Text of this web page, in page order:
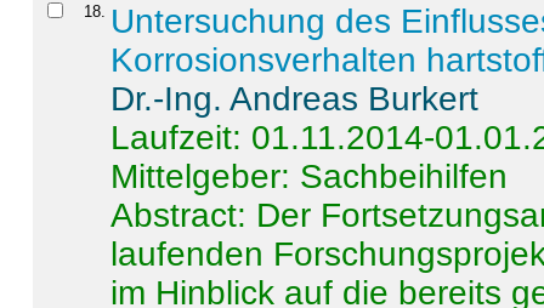
18
Untersuchung des
Korrosionsverhalten
Dr.-Ing. Andreas Burkert
Laufzeit: 01.11.2014-
Mittelgeber: Sachbeihilfen
Abstract: Der
laufenden
im Hinblick auf die bereits